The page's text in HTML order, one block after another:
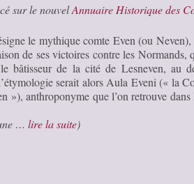
sur le nouvelAnnuaire Historique des
le mythique comte Even (ou Neven),
de ses victoires contre les Normands,
bâtisseur de la cité de Lesneven, au
serait alors Aula Eveni (« la
anthroponyme que l’on retrouve
… lire la suite)